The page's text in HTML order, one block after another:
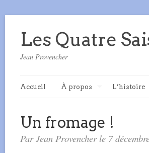
Les Quatre
Jean Provencher
Accueil À propos L’histoire
Un fromage !
Par Jean Provencher le 7